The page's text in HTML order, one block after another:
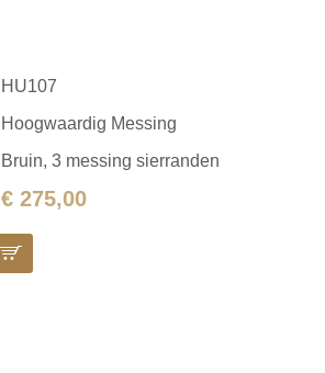
HU107
Hoogwaardig Messing
Bruin, 3 messing sierranden
€ 275,00